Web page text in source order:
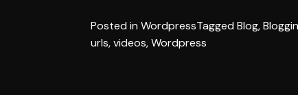
oEmbed:
Posted in WordpressTagged Blog,
urls,videos,Wordpress